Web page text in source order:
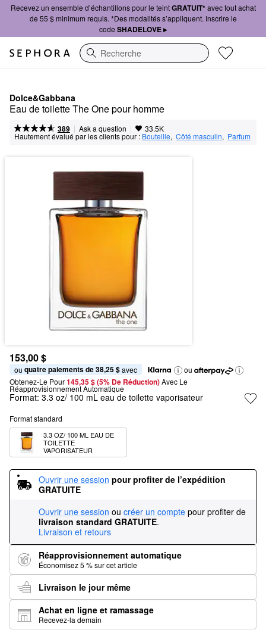
Recevez un ensemble d’échantillons pour le teintGRATUIT*avec tout achat
de 55 $ minimum requis. *Des modalités s’appliquent. Inscrire le
code SHADELOVE ▸
Recherche
Dolce&Gabbana
Eau de toilette The One pour homme
389 | Ask a question | 33.5K
Hautement évalué par les clients pour : Bouteille, Côté masculin, Parfum
153,00 $
ou quatre paiements de 38,25 $ avec
ou
Obtenez-Le Pour145,35 $ (5% De Réduction) Avec Le
Réapprovisionnement Automatique
Format: 3.3 oz/ 100 mL eau de toilette vaporisateur
Format standard
3.3 OZ/ 100 ML EAU DE
TOILETTE
VAPORISATEUR
Ouvrir une session pour profiter de l’expédition
GRATUITE
Ouvrir une session ou créer un compte pour profiter de
livraison standard GRATUITE.
Livraison et retours
Réapprovisionnement automatique
Économisez 5 % sur cet article
Livraison le jour même
Achat en ligne et ramassage
Recevez-la demain